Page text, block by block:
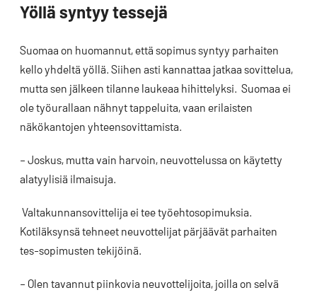
Yöllä syntyy tessejä
Suomaa on huomannut, että sopimus syntyy parhaiten
kello yhdeltä yöllä. Siihen asti kannattaa jatkaa sovittelua,
mutta sen jälkeen tilanne laukeaa hihittelyksi. Suomaa ei
ole työurallaan nähnyt tappeluita, vaan erilaisten
näkökantojen yhteensovittamista.
– Joskus, mutta vain harvoin, neuvottelussa on käytetty
alatyylisiä ilmaisuja.
Valtakunnansovittelija ei tee työehtosopimuksia.
Kotiläksynsä tehneet neuvottelijat pärjäävät parhaiten
tes-sopimusten tekijöinä.
– Olen tavannut piinkovia neuvottelijoita, joilla on selvä